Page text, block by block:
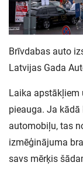
Brīvdabas auto
Latvijas Gada
Laika apstākļiem
pieauga. Ja
automobiļu, tas
izmēģinājuma
savs mērķis